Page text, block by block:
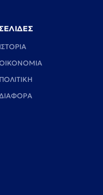
ΙΣΤΟΡΙΑ
ΠΟΛΙΤΙΚΗ